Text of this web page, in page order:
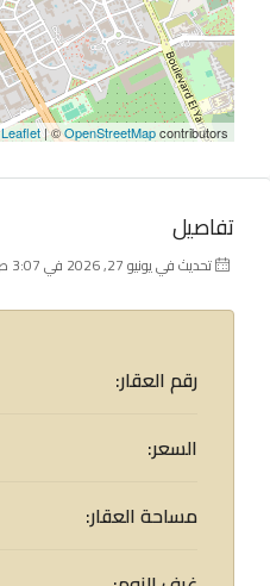
Leaflet| ©OpenStreetMapcontributors
تفاصيل
تحديث في يونيو 27, 2026 في 3:07 ص
رقم العقار:
السعر:
مساحة العقار: